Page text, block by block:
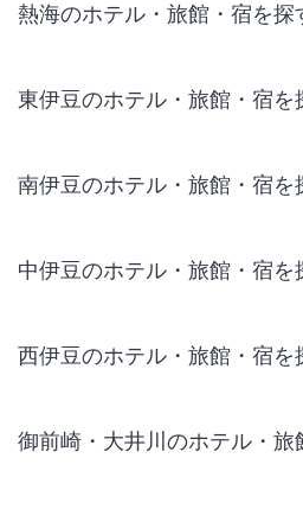
熱海のホテル・旅館・宿を探
東伊豆のホテル・旅館・宿を
南伊豆のホテル・旅館・宿を
中伊豆のホテル・旅館・宿を
西伊豆のホテル・旅館・宿を
御前崎・大井川のホテル・旅